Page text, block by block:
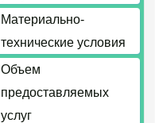
Материально-
технические условия
Объем
предоставляемых
услуг